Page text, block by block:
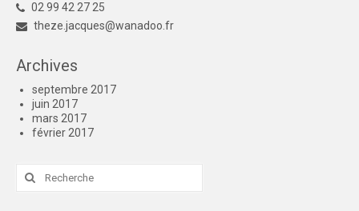
02 99 42 27 25
theze.jacques@wanadoo.fr
Archives
septembre 2017
juin 2017
mars 2017
février 2017
Rechercher